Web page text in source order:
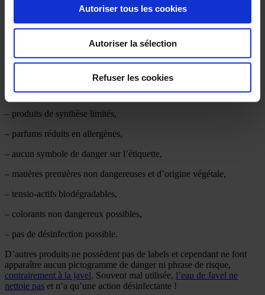
Autoriser tous les cookies
Autoriser la sélection
Refuser les cookies
mise en décharge finale.Ce label garantit que les produits ont moins
d’effets négatifs environnementaux, sans mettre en péril la sécurité
du produit et des utilisateurs.
– certains dérivés et produits pétrochimiques sont autorisés mais
réduits,
– produits de synthèse limités,
– parfums réduits en allergènes,
– aucun symbole de danger sur l’étiquette,
– matières premières non dangereuses et d’origine végétale,
– tensio-actifs biodégradables,
– colorants non dangereux possibles,
– pas de désinfection possible.
D’autres produits ne possèdent pas de labels et cependant ne font
apparaître aucun pictogramme de danger ni phrase de risque,
contrairement à la javel. Souvent mal utilisée, l’eau de Javel ne
nettoie pas et n’a qu’une action désinfectante !